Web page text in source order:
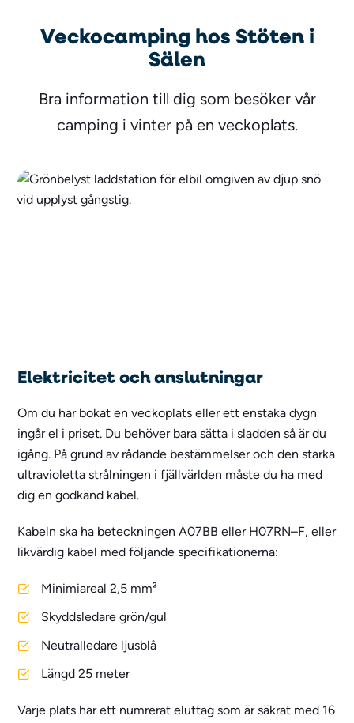
Veckocamping hos Stöten i
Sälen
Bra information till dig som besöker vår
camping i vinter på en veckoplats.
Elektricitet och anslutningar
Om du har bokat en veckoplats eller ett enstaka dygn
ingår el i priset. Du behöver bara sätta i sladden så är du
igång. På grund av rådande bestämmelser och den starka
ultravioletta strålningen i fjällvärlden måste du ha med
dig en godkänd kabel.
Kabeln ska ha beteckningen A07BB eller H07RN–F, eller
likvärdig kabel med följande specifikationerna:
Minimiareal 2,5 mm²
Skyddsledare grön/gul
Neutralledare ljusblå
Längd 25 meter
Varje plats har ett numrerat eluttag som är säkrat med 16